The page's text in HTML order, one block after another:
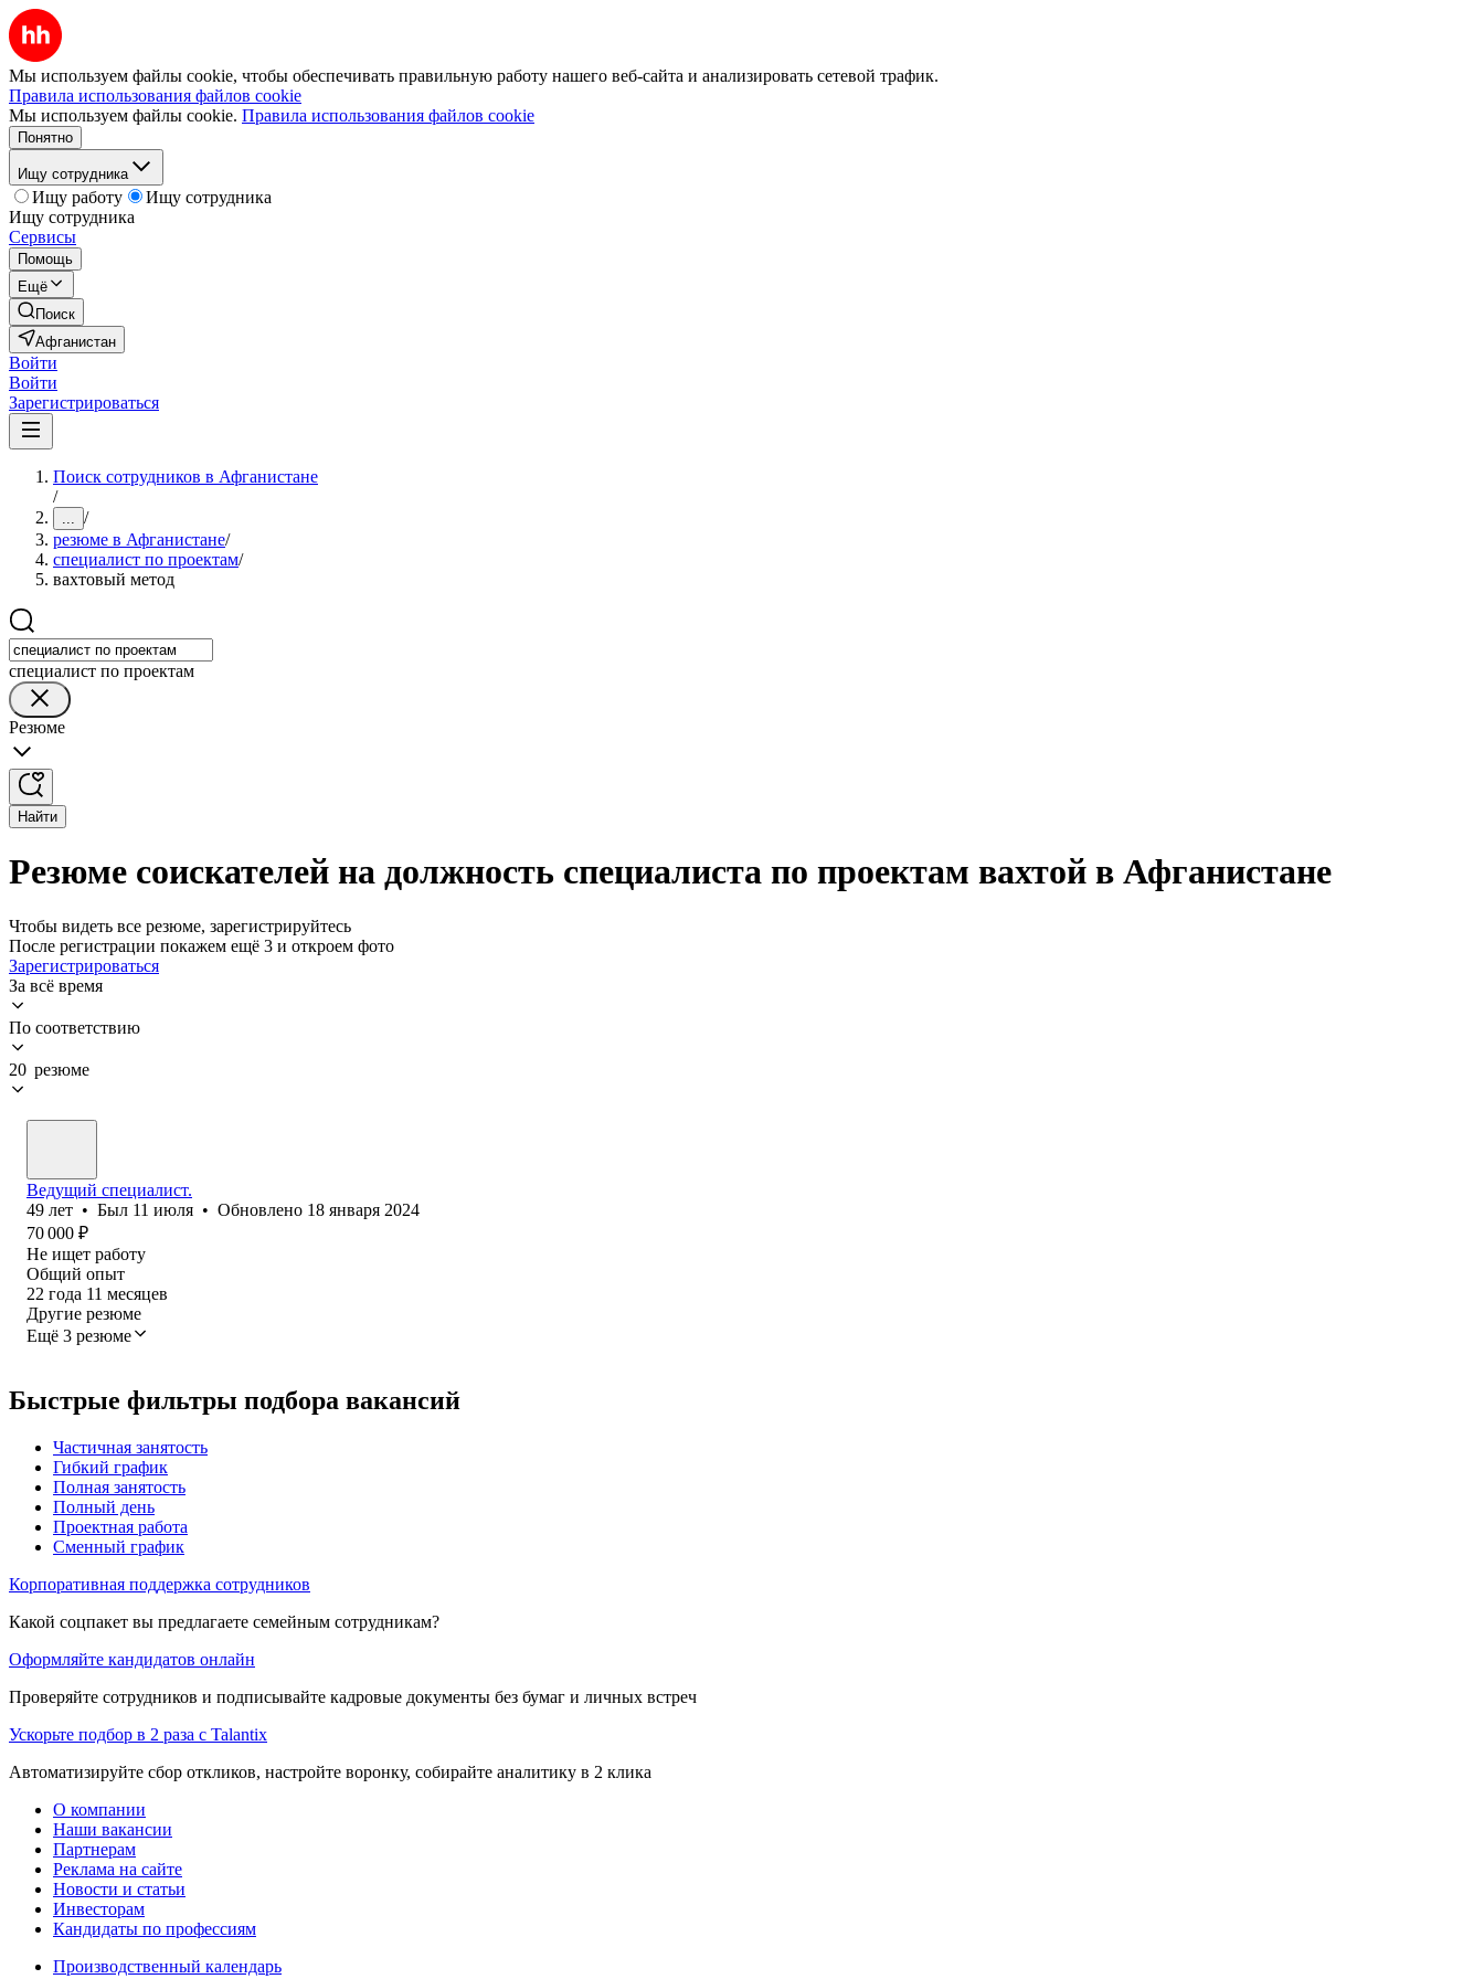
Мы используем файлы cookie, чтобы обеспечивать правильную работу нашего веб-сайта и анализировать сетевой трафик.
Правила использования файлов cookie
Мы используем файлы cookie. Правила использования файлов cookie
Понятно
Ищу сотрудника
Ищу работу
Ищу сотрудника
Ищу сотрудника
Сервисы
Помощь
Ещё
Поиск
Афганистан
Войти
Войти
Зарегистрироваться
Поиск сотрудников в Афганистане
/
... /
резюме в Афганистане/
специалист по проектам/
вахтовый метод
специалист по проектам
Резюме
Найти
Резюме соискателей на должность специалиста по проектам вахтой в Афганистане
Чтобы видеть все резюме, зарегистрируйтесь
После регистрации покажем ещё 3 и откроем фото
Зарегистрироваться
За всё время
По соответствию
20 резюме
Ведущий специалист.
49 лет • Был 11 июля • Обновлено 18 января 2024
70 000 ₽
Не ищет работу
Общий опыт
22 года 11 месяцев
Другие резюме
Ещё 3 резюме
Быстрые фильтры подбора вакансий
Частичная занятость
Гибкий график
Полная занятость
Полный день
Проектная работа
Сменный график
Корпоративная поддержка сотрудников
Какой соцпакет вы предлагаете семейным сотрудникам?
Оформляйте кандидатов онлайн
Проверяйте сотрудников и подписывайте кадровые документы без бумаг и личных встреч
Ускорьте подбор в 2 раза с Talantix
Автоматизируйте сбор откликов, настройте воронку, собирайте аналитику в 2 клика
О компании
Наши вакансии
Партнерам
Реклама на сайте
Новости и статьи
Инвесторам
Кандидаты по профессиям
Производственный календарь